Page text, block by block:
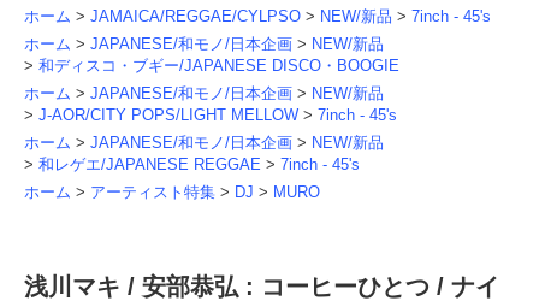
ホーム > JAMAICA/REGGAE/CYLPSO > NEW/新品 > 7inch - 45's
ホーム > JAPANESE/和モノ/日本企画 > NEW/新品
> 和ディスコ・ブギー/JAPANESE DISCO・BOOGIE
ホーム > JAPANESE/和モノ/日本企画 > NEW/新品
> J-AOR/CITY POPS/LIGHT MELLOW > 7inch - 45's
ホーム > JAPANESE/和モノ/日本企画 > NEW/新品
> 和レゲエ/JAPANESE REGGAE > 7inch - 45's
ホーム > アーティスト特集 > DJ > MURO
浅川マキ / 安部恭弘 : コーヒーひとつ / ナイ